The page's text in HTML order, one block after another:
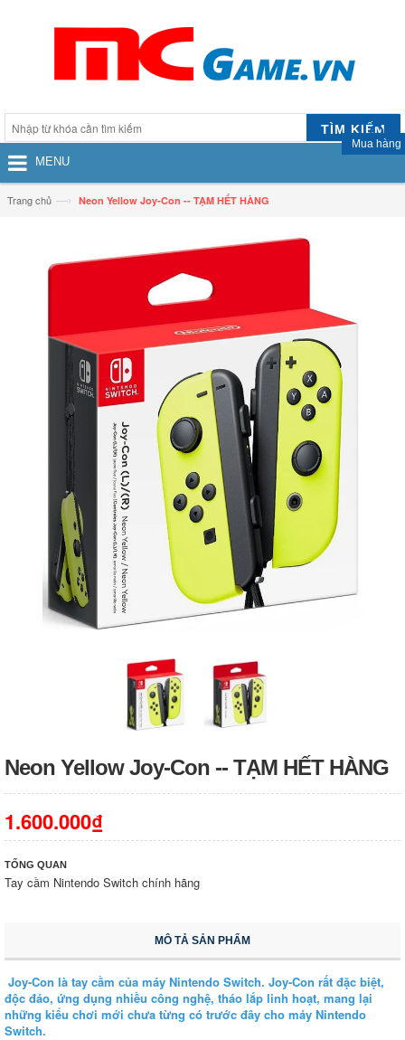
TÌM KIẾM
Mua hàng
MENU
Trang chủ —› Neon Yellow Joy‑Con -- TẠM HẾT HÀNG
Neon Yellow Joy‑Con -- TẠM HẾT HÀNG
1.600.000₫
TỔNG QUAN
Tay cầm Nintendo Switch chính hãng
MÔ TẢ SẢN PHẨM
Joy-Con là tay cầm của máy Nintendo Switch. Joy-Con rất đặc biệt,
độc đáo, ứng dụng nhiều công nghệ, tháo lắp linh hoạt, mang lại
những kiểu chơi mới chưa từng có trước đây cho máy Nintendo
Switch.